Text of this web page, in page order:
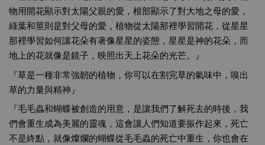
物用開花顯示對太陽父親的愛，根部顯示了對大地之母的愛，
綠葉和莖則是對父母的愛，植物從太陽那裡學習開花，從星星
那裡學習如何讓花朵有著像星星的姿態，星星是神的花朵，而
地上的花就像是鏡子，映照出天上花朵的光芒。』
『草是一種非常強韌的植物，你可以在割完草的氣味中，嗅出
草的力量與精神』
『毛毛蟲和蝴蝶被創造的用意，是讓我們了解死去的時後，我
們會重生成為美麗的靈魂，這會讓人們知道要振作起來，死亡
不是終點，就像燦爛的蝴蝶從毛毛蟲的死亡中重生，你也會在